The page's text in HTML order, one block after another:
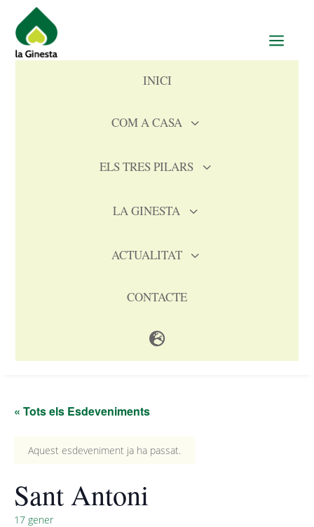
a
INICI
3
COM A CASA
3
ELS TRES PILARS
3
LA GINESTA
3
ACTUALITAT
CONTACTE

« Tots els Esdeveniments
Aquest esdeveniment ja ha passat.
Sant Antoni
17 gener